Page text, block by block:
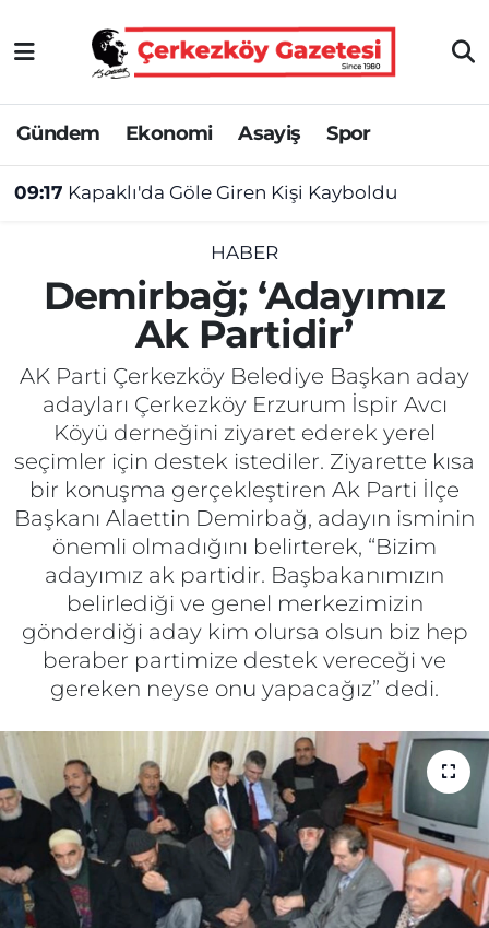
Gündem Ekonomi Asayiş Spor
09:13 Çerkezköy'de Fabrikada Kimyasal Gaz Paniği: 3 İşçi Hastaneye Kaldırıldı
HABER
Demirbağ; ‘Adayımız
Ak Partidir’
AK Parti Çerkezköy Belediye Başkan aday
adayları Çerkezköy Erzurum İspir Avcı
Köyü derneğini ziyaret ederek yerel
seçimler için destek istediler. Ziyarette kısa
bir konuşma gerçekleştiren Ak Parti İlçe
Başkanı Alaettin Demirbağ, adayın isminin
önemli olmadığını belirterek, “Bizim
adayımız ak partidir. Başbakanımızın
belirlediği ve genel merkezimizin
gönderdiği aday kim olursa olsun biz hep
beraber partimize destek vereceği ve
gereken neyse onu yapacağız” dedi.
Asayiş
Ekonomi
Gündem
Kültür&Sanat
Manşet
SAĞLIK
Spor
Gizlilik Sözleşmesi
İletişim
Künye
Topluluk Kuralları
Tekirdağ Nöbetçi Eczaneler
Tekirdağ Hava Durumu
Tekirdağ Namaz Vakitleri
Tekirdağ Trafik Yoğunluk Haritası
Süper Lig Puan Durumu ve Fikstür
Tüm Manşetler
Son Dakika Haberleri
Haber Arşivi